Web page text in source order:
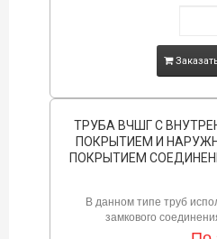
ТРУБА ВЧШГ С
ПОКРЫТИЕМ И
ПОКРЫТИЕМ
В данном типе труб
замкового